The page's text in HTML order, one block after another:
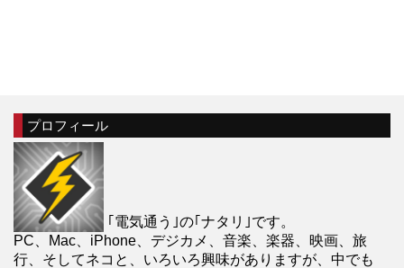
プロフィール
｢電気通う｣の｢ナタリ｣です。
PC、Mac、iPhone、デジカメ、音楽、楽器、映画、旅
行、そしてネコと、いろいろ興味がありますが、中でも